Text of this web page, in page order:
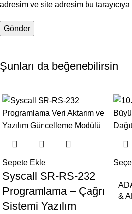
adresim ve site adresim bu
Şunları da beğenebilirsin
Sepete Ekle
Syscall SR-RS-232
Programlama – Çağrı
Sistemi Yazılım
&